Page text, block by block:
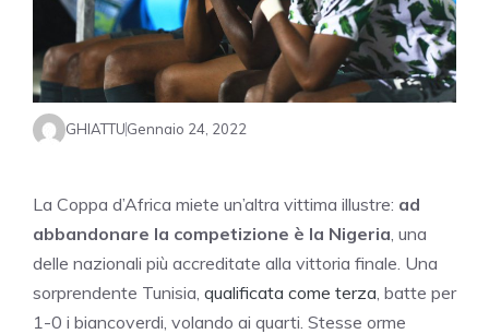
GHIATTUGennaio 24, 2022
La Coppa d’Africa miete un’altra vittima illustre: ad
abbandonare la competizione è la Nigeria , una
delle nazionali più accreditate alla vittoria finale. Una
sorprendente Tunisia, qualificata come terza , batte per
1-0 i biancoverdi, volando ai quarti. Stesse orme